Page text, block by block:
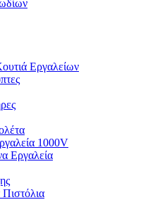
Εργαλείων
1000V
Εργαλεία